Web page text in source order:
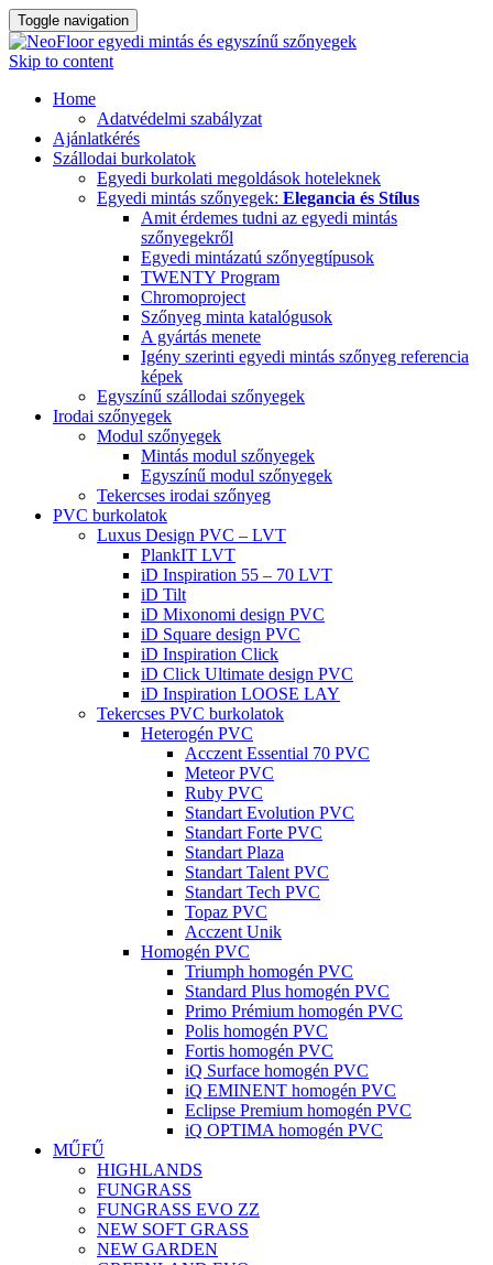
Toggle navigation
Skip to content
Home
Adatvédelmi szabályzat
Ajánlatkérés
Szállodai burkolatok
Egyedi burkolati megoldások hoteleknek
Egyedi mintás szőnyegek: Elegancia és Stílus
Amit érdemes tudni az egyedi mintás
szőnyegekről
Egyedi mintázatú szőnyegtípusok
TWENTY Program
Chromoproject
Szőnyeg minta katalógusok
A gyártás menete
Igény szerinti egyedi mintás szőnyeg referencia
képek
Egyszínű szállodai szőnyegek
Irodai szőnyegek
Modul szőnyegek
Mintás modul szőnyegek
Egyszínű modul szőnyegek
Tekercses irodai szőnyeg
PVC burkolatok
Luxus Design PVC – LVT
PlankIT LVT
iD Inspiration 55 – 70 LVT
iD Tilt
iD Mixonomi design PVC
iD Square design PVC
iD Inspiration Click
iD Click Ultimate design PVC
iD Inspiration LOOSE LAY
Tekercses PVC burkolatok
Heterogén PVC
Acczent Essential 70 PVC
Meteor PVC
Ruby PVC
Standart Evolution PVC
Standart Forte PVC
Standart Plaza
Standart Talent PVC
Standart Tech PVC
Topaz PVC
Acczent Unik
Homogén PVC
Triumph homogén PVC
Standard Plus homogén PVC
Primo Prémium homogén PVC
Polis homogén PVC
Fortis homogén PVC
iQ Surface homogén PVC
iQ EMINENT homogén PVC
Eclipse Premium homogén PVC
iQ OPTIMA homogén PVC
MŰFŰ
HIGHLANDS
FUNGRASS
FUNGRASS EVO ZZ
NEW SOFT GRASS
NEW GARDEN